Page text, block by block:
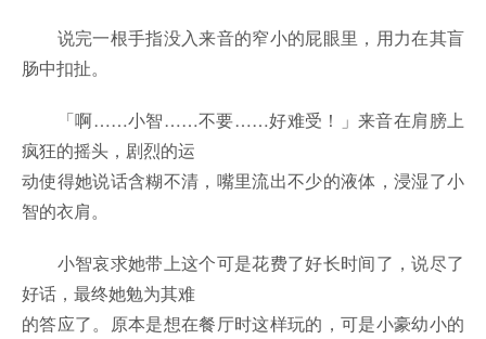
说完一根手指没入来音的窄小的屁眼里，用力在其盲
肠中扣扯。
「啊……小智……不要……好难受！」来音在肩膀上
疯狂的摇头，剧烈的运
动使得她说话含糊不清，嘴里流出不少的液体，浸湿了小
智的衣肩。
小智哀求她带上这个可是花费了好长时间了，说尽了
好话，最终她勉为其难
的答应了。原本是想在餐厅时这样玩的，可是小豪幼小的